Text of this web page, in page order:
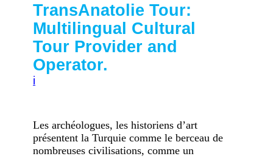
TransAnatolie Tour:
Multilingual Cultural
Tour Provider and
Operator.
i
Les archéologues, les historiens d’art
présentent la Turquie comme le berceau de
nombreuses civilisations, comme un